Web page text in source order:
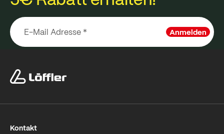
Anmelden
Kontakt